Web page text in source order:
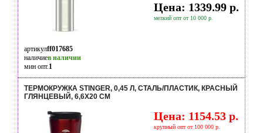
Цена: 1339.99 р.
мелкий опт от 10 000 р.
артикулff017685
наличиев наличии
мин опт.1
ТЕРМОКРУЖКА STINGER, 0,45 Л, СТАЛЬ/ПЛАСТИК, КРАСНЫЙ
ГЛЯНЦЕВЫЙ, 6,6Х20 СМ
Цена: 1154.53 р.
крупный опт от 100 000 р.